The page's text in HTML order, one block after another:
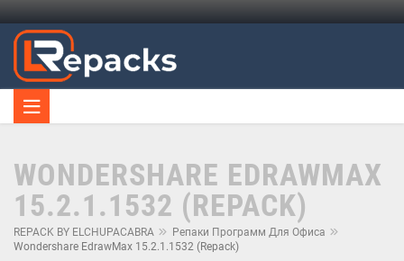
WONDERSHARE EDRAWMAX
15.2.1.1532 (REPACK)
REPACK BY ELCHUPACABRA
Репаки Программ Для Офиса
Wondershare EdrawMax 15.2.1.1532 (Repack)